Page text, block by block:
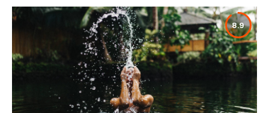
8.9